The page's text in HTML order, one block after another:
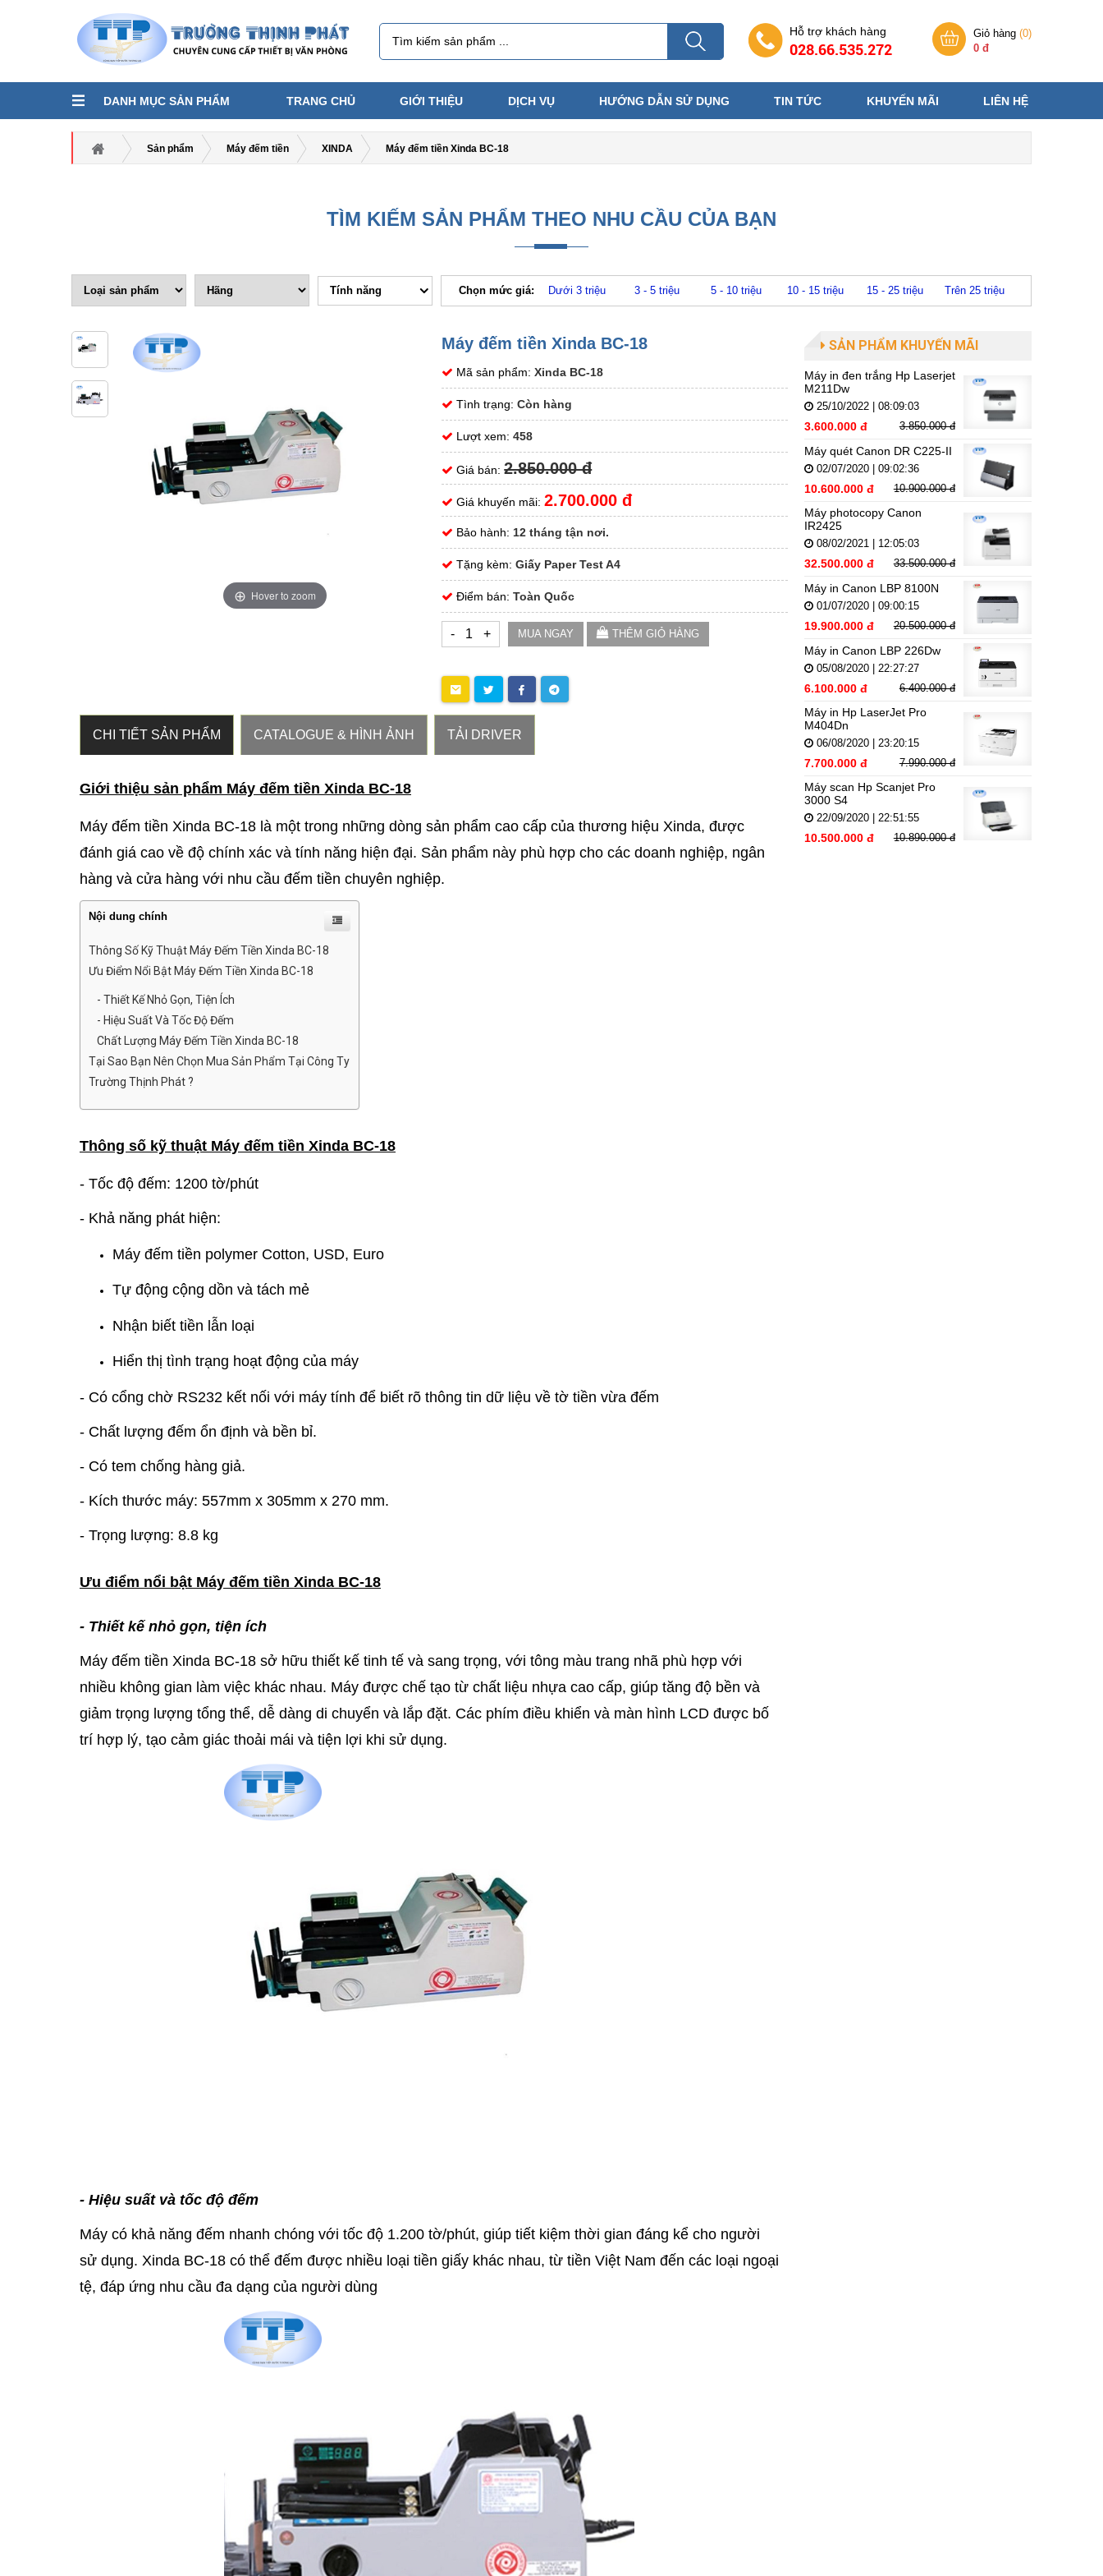
Hỗ trợ khách hàng
028.66.535.272
Giỏ hàng (0)
0 đ
DANH MỤC SẢN PHẨM TRANG CHỦ GIỚI THIỆU DỊCH VỤ HƯỚNG DẪN SỬ DỤNG TIN TỨC KHUYẾN MÃI LIÊN HỆ
Sản phẩm Máy đếm tiền XINDA Máy đếm tiền Xinda BC-18
TÌM KIẾM SẢN PHẨM THEO NHU CẦU CỦA BẠN
Tính năng Chọn mức giá: Dưới 3 triệu 3 - 5 triệu 5 - 10 triệu 10 - 15 triệu 15 - 25 triệu Trên 25 triệu
Hover to zoom
Máy đếm tiền Xinda BC-18
Mã sản phẩm:Xinda BC-18
Tình trạng:Còn hàng
Lượt xem:458
Giá bán:2.850.000 đ
Giá khuyến mãi:2.700.000 đ
Bảo hành: 12 tháng tận nơi.
Tặng kèm:Giấy Paper Test A4
Điểm bán:Toàn Quốc
- + MUA NGAY THÊM GIỎ HÀNG
CHI TIẾT SẢN PHẨM CATALOGUE & HÌNH ẢNH TẢI DRIVER
Giới thiệu sản phẩm Máy đếm tiền Xinda BC-18
Máy đếm tiền Xinda BC-18 là một trong những dòng sản phẩm cao cấp của thương hiệu Xinda, được
đánh giá cao về độ chính xác và tính năng hiện đại. Sản phẩm này phù hợp cho các doanh nghiệp, ngân
hàng và cửa hàng với nhu cầu đếm tiền chuyên nghiệp.
Nội dung chính
Thông Số Kỹ Thuật Máy Đếm Tiền Xinda BC-18
Ưu Điểm Nổi Bật Máy Đếm Tiền Xinda BC-18
- Thiết Kế Nhỏ Gọn, Tiện Ích
- Hiệu Suất Và Tốc Độ Đếm
Chất Lượng Máy Đếm Tiền Xinda BC-18
Tại Sao Bạn Nên Chọn Mua Sản Phẩm Tại Công Ty
Trường Thịnh Phát ?
Thông số kỹ thuật Máy đếm tiền Xinda BC-18
- Tốc độ đếm: 1200 tờ/phút
- Khả năng phát hiện:
Máy đếm tiền polymer Cotton, USD, Euro
Tự động cộng dồn và tách mẻ
Nhận biết tiền lẫn loại
Hiển thị tình trạng hoạt động của máy
- Có cổng chờ RS232 kết nối với máy tính để biết rõ thông tin dữ liệu về tờ tiền vừa đếm
- Chất lượng đếm ổn định và bền bỉ.
- Có tem chống hàng giả.
- Kích thước máy: 557mm x 305mm x 270 mm.
- Trọng lượng: 8.8 kg
Ưu điểm nổi bật Máy đếm tiền Xinda BC-18
- Thiết kế nhỏ gọn, tiện ích
Máy đếm tiền Xinda BC-18 sở hữu thiết kế tinh tế và sang trọng, với tông màu trang nhã phù hợp với
nhiều không gian làm việc khác nhau. Máy được chế tạo từ chất liệu nhựa cao cấp, giúp tăng độ bền và
giảm trọng lượng tổng thể, dễ dàng di chuyển và lắp đặt. Các phím điều khiển và màn hình LCD được bố
trí hợp lý, tạo cảm giác thoải mái và tiện lợi khi sử dụng.
- Hiệu suất và tốc độ đếm
Máy có khả năng đếm nhanh chóng với tốc độ 1.200 tờ/phút, giúp tiết kiệm thời gian đáng kể cho người
sử dụng. Xinda BC-18 có thể đếm được nhiều loại tiền giấy khác nhau, từ tiền Việt Nam đến các loại ngoại
tệ, đáp ứng nhu cầu đa dạng của người dùng
SẢN PHẨM KHUYẾN MÃI
Máy in đen trắng Hp Laserjet
M211Dw
25/10/2022 | 08:09:03
3.600.000 đ 3.850.000 đ
Máy quét Canon DR C225-II
02/07/2020 | 09:02:36
10.600.000 đ 10.900.000 đ
Máy photocopy Canon
IR2425
08/02/2021 | 12:05:03
32.500.000 đ 33.500.000 đ
Máy in Canon LBP 8100N
01/07/2020 | 09:00:15
19.900.000 đ 20.500.000 đ
Máy in Canon LBP 226Dw
05/08/2020 | 22:27:27
6.100.000 đ 6.400.000 đ
Máy in Hp LaserJet Pro
M404Dn
06/08/2020 | 23:20:15
7.700.000 đ 7.990.000 đ
Máy scan Hp Scanjet Pro
3000 S4
22/09/2020 | 22:51:55
10.500.000 đ 10.890.000 đ